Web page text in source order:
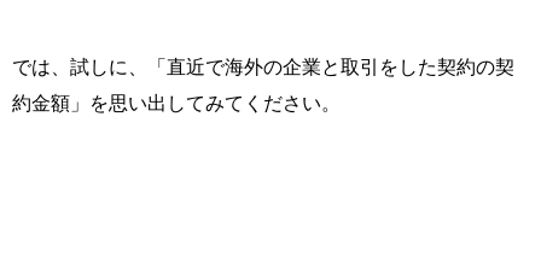
では、試しに、「直近で海外の企業と取引をした契約の契
約金額」を思い出してみてください。